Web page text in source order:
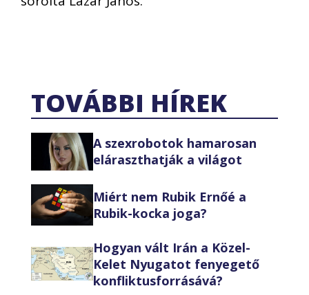
TOVÁBBI HÍREK
A szexrobotok hamarosan
eláraszthatják a világot
Miért nem Rubik Ernőé a
Rubik-kocka joga?
Hogyan vált Irán a Közel-
Kelet Nyugatot fenyegető
konfliktusforrásává?